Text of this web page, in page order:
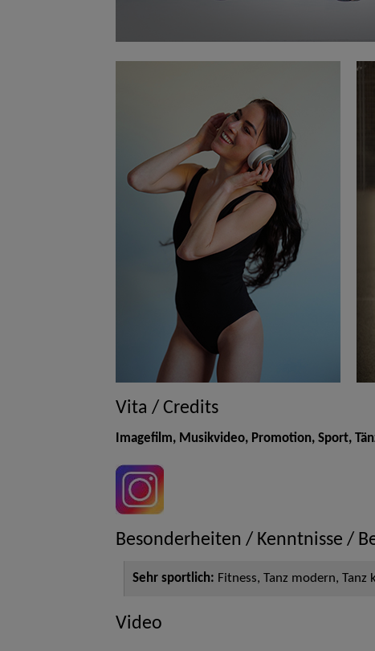
Vita / Credits
Imagefilm, Musikvideo, Promotion, Sport,
Besonderheiten / Kenntnisse /
Sehr sportlich: Fitness, Tanz modern, Tanz
Video